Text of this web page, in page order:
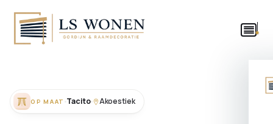
OP MAAT Tacito Akoestiek